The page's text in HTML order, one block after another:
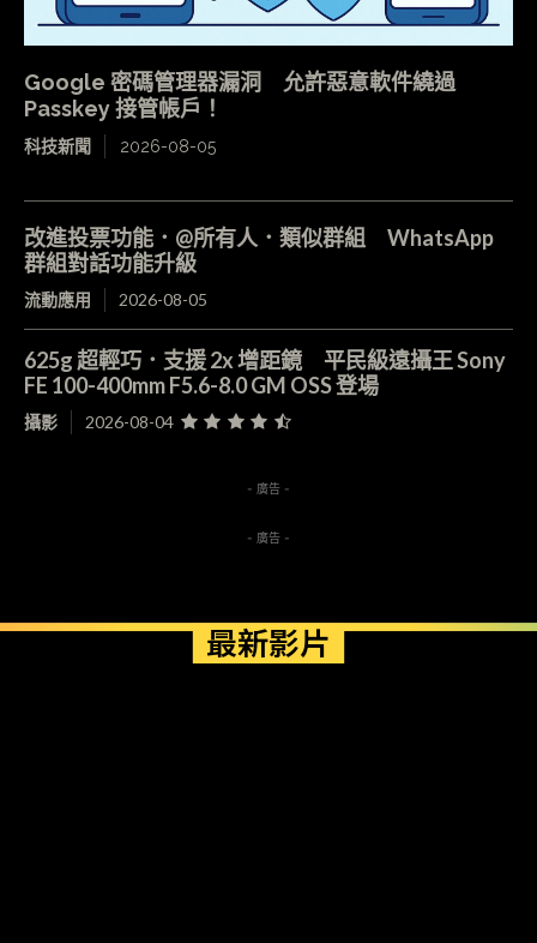
Google 密碼管理器漏洞 允許惡意軟件繞過
Passkey 接管帳戶！
科技新聞 2026-08-05
改進投票功能．@所有人．類似群組 WhatsApp
群組對話功能升級
流動應用 2026-08-05
625g 超輕巧．支援 2x 增距鏡 平民級遠攝王 Sony
FE 100-400mm F5.6-8.0 GM OSS 登場
攝影 2026-08-04
- 廣告 -
- 廣告 -
最新影片